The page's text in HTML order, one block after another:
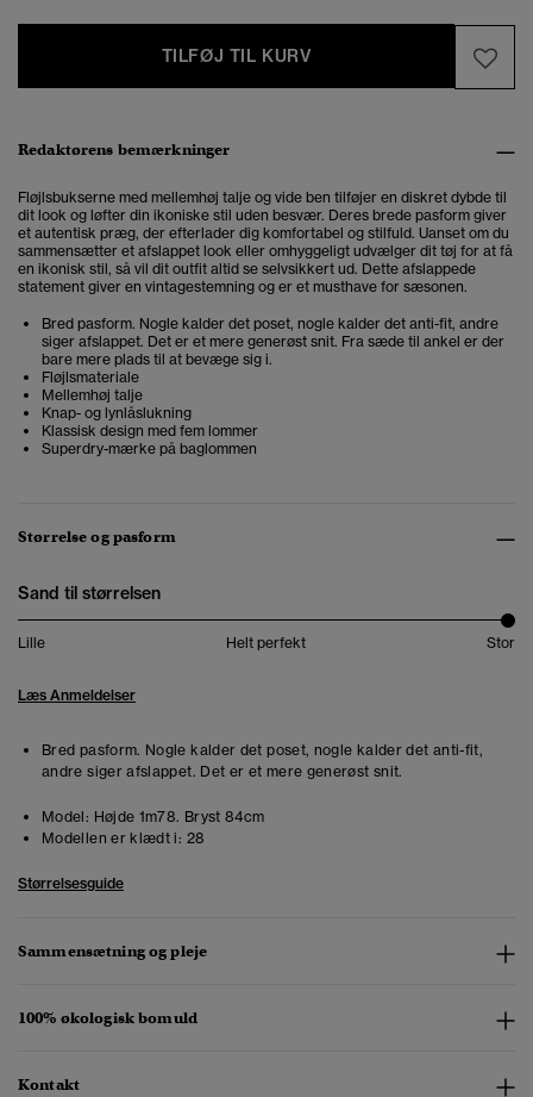
TILFØJ TIL KURV
Redaktørens bemærkninger
Fløjlsbukserne med mellemhøj talje og vide ben tilføjer en diskret dybde til
dit look og løfter din ikoniske stil uden besvær. Deres brede pasform giver
et autentisk præg, der efterlader dig komfortabel og stilfuld. Uanset om du
sammensætter et afslappet look eller omhyggeligt udvælger dit tøj for at få
en ikonisk stil, så vil dit outfit altid se selvsikkert ud. Dette afslappede
statement giver en vintagestemning og er et musthave for sæsonen.
Bred pasform. Nogle kalder det poset, nogle kalder det anti-fit, andre
siger afslappet. Det er et mere generøst snit. Fra sæde til ankel er der
bare mere plads til at bevæge sig i.
Fløjlsmateriale
Mellemhøj talje
Knap- og lynlåslukning
Klassisk design med fem lommer
Superdry-mærke på baglommen
Størrelse og pasform
Sand til størrelsen
Lille Helt perfekt Stor
Læs Anmeldelser
Bred pasform. Nogle kalder det poset, nogle kalder det anti-fit,
andre siger afslappet. Det er et mere generøst snit.
Model: Højde 1m78. Bryst 84cm
Modellen er klædt i: 28
Størrelsesguide
Sammensætning og pleje
100% økologisk bomuld
Kontakt